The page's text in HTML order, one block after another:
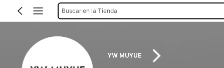
Buscar en la Tienda
YW MUYUE